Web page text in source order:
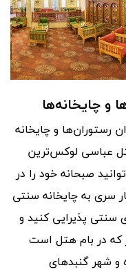
و چایخانه‌ها
رستوران‌ها و چایخانه
عباسی لوکس‌ترین
صبحانه خود را در
سری به چایخانه سنتی
سنتی پذیرایی کنید و
که در بام هتل است
و شهر گنبد‌های